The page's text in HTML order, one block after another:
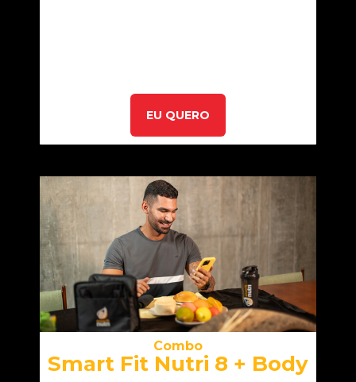
EU QUERO
Combo
Smart Fit Nutri 8 + Body